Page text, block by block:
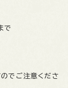
で
でご注意くださ